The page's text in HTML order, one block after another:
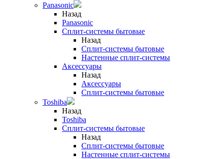
Panasonic
Назад
Panasonic
Сплит-системы бытовые
Назад
Сплит-системы бытовые
Настенные сплит-системы
Аксессуары
Назад
Аксессуары
Сплит-системы бытовые
Toshiba
Назад
Toshiba
Сплит-системы бытовые
Назад
Сплит-системы бытовые
Настенные сплит-системы